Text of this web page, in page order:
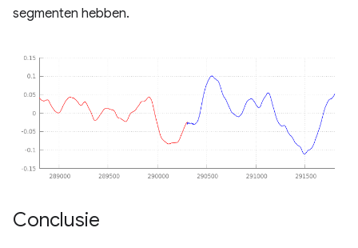
segmenten hebben.
Conclusie